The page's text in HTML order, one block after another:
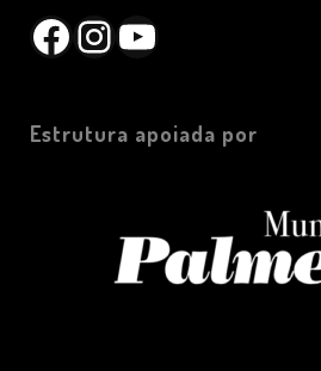
Facebook
Instagram
YouTube
Estrutura apoiada por